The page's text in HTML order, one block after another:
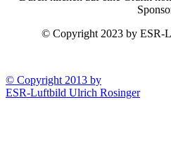
© Copyright 2023 by ESR-
© Copyright 2013 by
ESR-Luftbild Ulrich Rosinger